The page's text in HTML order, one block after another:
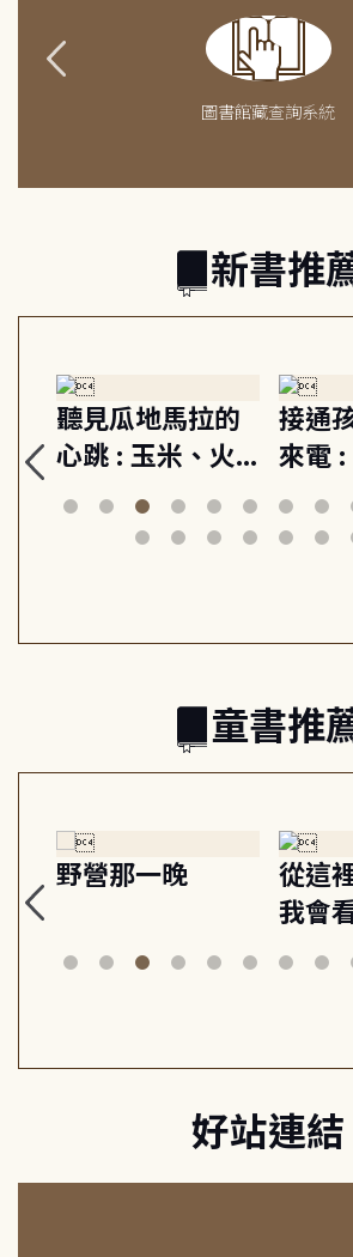
圖書館藏查詢系統
新書推
聽見瓜地馬拉的
心跳 : 玉米、火
山與信仰, 外交官
筆下的現代馬雅
接通
來電 :
建立
節奏
童書推
野營那一晚
從這
我會
好站連結